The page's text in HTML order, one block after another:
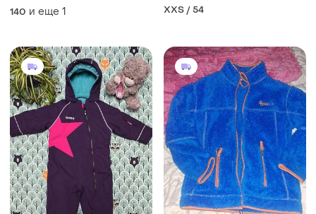
140 и еще 1 XXS / 54